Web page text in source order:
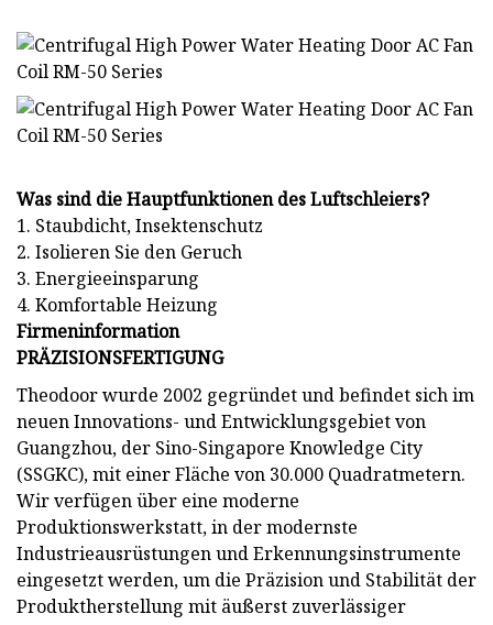
Was sind die Hauptfunktionen des Luftschleiers?
1. Staubdicht, Insektenschutz
2. Isolieren Sie den Geruch
3. Energieeinsparung
4. Komfortable Heizung
Firmeninformation
PRÄZISIONSFERTIGUNG
Theodoor wurde 2002 gegründet und befindet sich im
neuen Innovations- und Entwicklungsgebiet von
Guangzhou, der Sino-Singapore Knowledge City
(SSGKC), mit einer Fläche von 30.000 Quadratmetern.
Wir verfügen über eine moderne
Produktionswerkstatt, in der modernste
Industrieausrüstungen und Erkennungsinstrumente
eingesetzt werden, um die Präzision und Stabilität der
Produktherstellung mit äußerst zuverlässiger